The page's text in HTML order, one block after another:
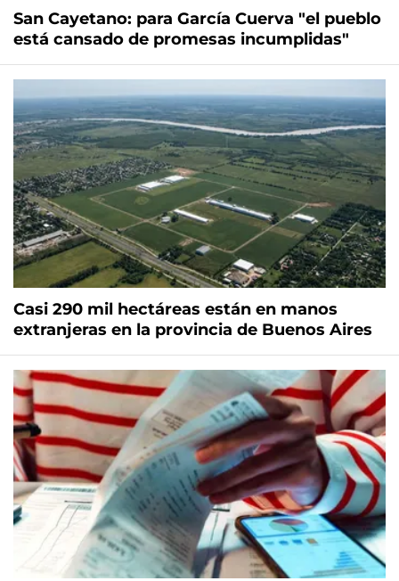
San Cayetano: para García Cuerva "el pueblo
está cansado de promesas incumplidas"
Casi 290 mil hectáreas están en manos
extranjeras en la provincia de Buenos Aires